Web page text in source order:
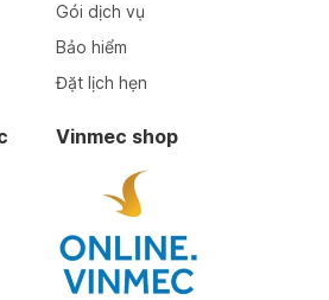
Gói dịch vụ
Bảo hiểm
Đặt lịch hẹn
Vinmec shop